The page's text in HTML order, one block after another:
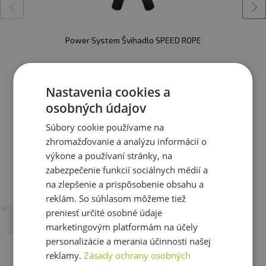
Power System Švihadlo SPEED ROPE
skladom
Recenzie Už hodnotil 1 zákazník
23. 5. 2021 v 11:05
Dominik Valeček
Velmi dobré kovové švihadlo, moc se mi líbí tento
ložiskový a nastavitelný systém, a tak toto
Nastavenia cookies a
osobných údajov
Súbory cookie používame na
zhromažďovanie a analýzu informácií o
výkone a používaní stránky, na
zabezpečenie funkcií sociálnych médií a
na zlepšenie a prispôsobenie obsahu a
reklám. So súhlasom môžeme tiež
preniesť určité osobné údaje
marketingovým platformám na účely
personalizácie a merania účinnosti našej
reklamy.Zásady ochrany osobných